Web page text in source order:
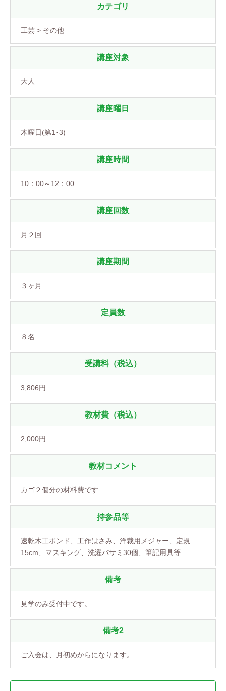
カテゴリ
工芸 > その他
講座対象
大人
講座曜日
木曜日(第1･3)
講座時間
10：00～12：00
講座回数
月２回
講座期間
３ヶ月
定員数
８名
受講料（税込）
3,806円
教材費（税込）
2,000円
教材コメント
カゴ２個分の材料費です
持参品等
速乾木工ボンド、工作はさみ、洋裁用メジャー、定規
15cm、マスキング、洗濯バサミ30個、筆記用具等
備考
見学のみ受付中です。
備考2
ご入会は、月初めからになります。